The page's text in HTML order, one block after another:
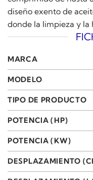
diseño exento de
donde la limpieza y la
MARCA
MODELO
TIPO DE PRODUCTO
POTENCIA (HP)
POTENCIA (KW)
DESPLAZAMIENTO